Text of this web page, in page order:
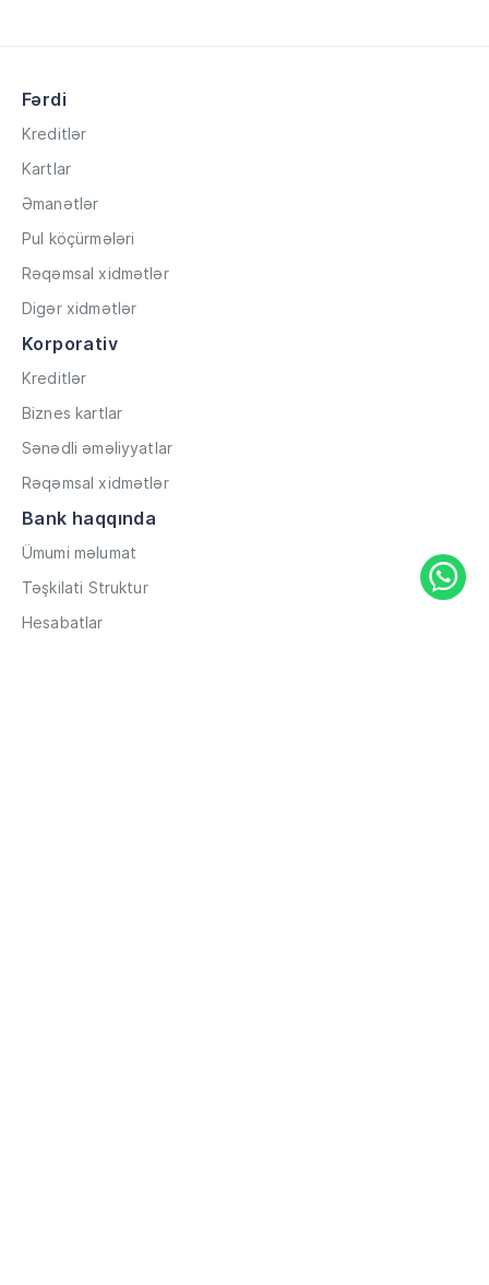
Fərdi
Kreditlər
Kartlar
Əmanətlər
Pul köçürmələri
Rəqəmsal xidmətlər
Digər xidmətlər
Korporativ
Kreditlər
Biznes kartlar
Sənədli əməliyyatlar
Rəqəmsal xidmətlər
Bank haqqında
Ümumi məlumat
Təşkilati Struktur
Hesabatlar